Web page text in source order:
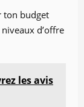
ton budget
d’offre
les avis